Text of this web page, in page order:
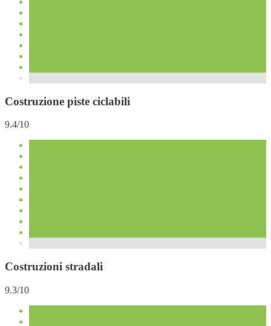
Costruzione piste ciclabili
9.4/10
Costruzioni stradali
9.3/10